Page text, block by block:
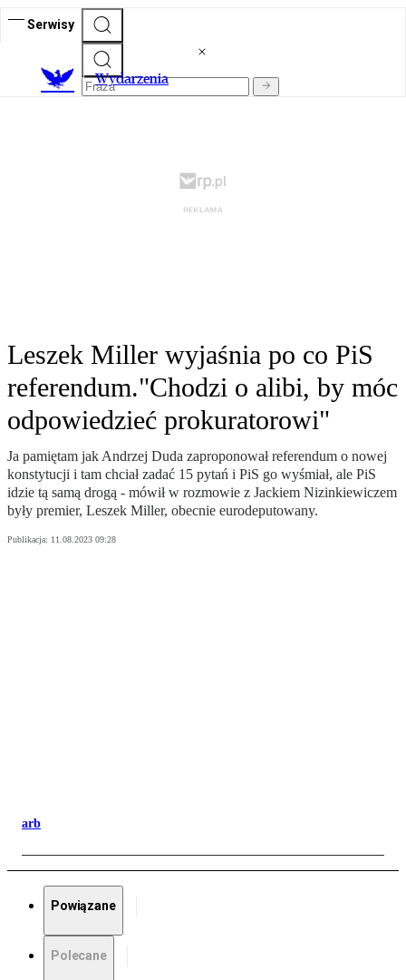
Serwisy
Wydarzenia
Leszek Miller wyjaśnia po co PiS
referendum."Chodzi o alibi, by móc
odpowiedzieć prokuratorowi"
Ja pamiętam jak Andrzej Duda zaproponował referendum o nowej
konstytucji i tam chciał zadać 15 pytań i PiS go wyśmiał, ale PiS
idzie tą samą drogą - mówił w rozmowie z Jackiem Nizinkiewiczem
były premier, Leszek Miller, obecnie eurodeputowany.
Publikacja: 11.08.2023 09:28
arb
Powiązane
Polecane